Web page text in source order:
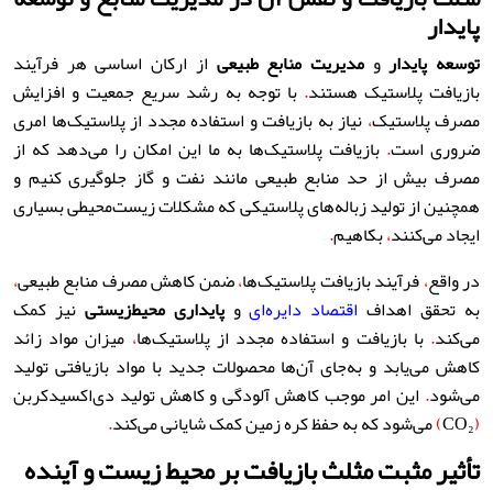
پایدار
توسعه پایدارومدیریت منابع طبیعی از ارکان اساسی هر فرآیند
بازیافت پلاستیک هستند. با توجه به رشد سریع جمعیت و افزایش
مصرف پلاستیک،نیاز به بازیافت و استفاده مجدد از پلاستیک‌ها امری
ضروری است. بازیافت پلاستیک‌ها به ما این امکان را می‌دهد که از
مصرف بیش از حد منابع طبیعی مانند نفت و گاز جلوگیری کنیم و
همچنین از تولید زباله‌های پلاستیکی که مشکلات زیست‌محیطی بسیاری
ایجاد می‌کنند،بکاهیم.
در واقع،فرآیند بازیافت پلاستیک‌ها،ضمن کاهش مصرف منابع طبیعی،
به تحقق اهداف اقتصاد دایره‌ای وپایداری محیط‌زیستی نیز کمک
می‌کند. با بازیافت و استفاده مجدد از پلاستیک‌ها، میزان مواد زائد
کاهش می‌یابد و به‌جای آن‌ها محصولات جدید با مواد بازیافتی تولید
می‌شود. این امر موجب کاهش آلودگی و کاهش تولید دی‌اکسیدکربن
(
CO₂
)می‌شود که به حفظ کره زمین کمک شایانی می‌کند.
تأثیر مثبت مثلث بازیافت بر محیط زیست و آینده